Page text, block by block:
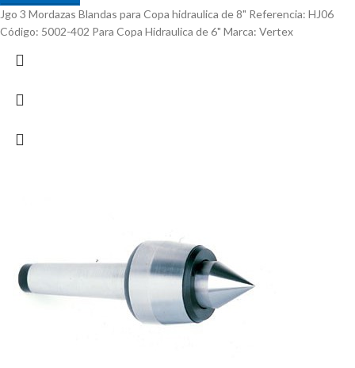
Jgo 3 Mordazas Blandas para Copa hidraulica de 8" Referencia: HJ06
Código: 5002-402 Para Copa Hidraulica de 6" Marca: Vertex